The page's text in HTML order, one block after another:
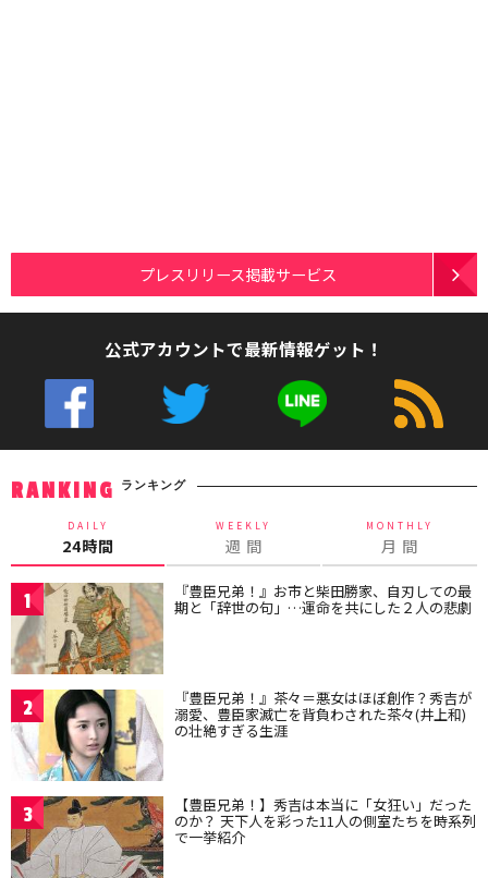
プレスリリース掲載サービス
公式アカウントで最新情報ゲット！
RANKING ランキング
DAILY
24時間
WEEKLY
週 間
MONTHLY
月 間
1 『豊臣兄弟！』お市と柴田勝家、自刃しての最
期と「辞世の句」…運命を共にした２人の悲劇
2 『豊臣兄弟！』茶々＝悪女はほぼ創作？秀吉が
溺愛、豊臣家滅亡を背負わされた茶々(井上和)
の壮絶すぎる生涯
3 【豊臣兄弟！】秀吉は本当に「女狂い」だった
のか？ 天下人を彩った11人の側室たちを時系列
で一挙紹介